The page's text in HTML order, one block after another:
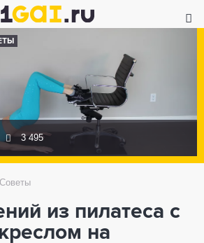
3 495
Советы
из пилатеса с
на